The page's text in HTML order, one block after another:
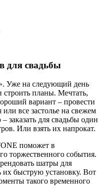
для свадьбы
Уже на следующий день
строить планы. Мечтать,
вариант – провести
или все застолье на свежем
заказать для свадьбы один
Или взять их напрокат.
поможет в
торжественного события.
шатры для
их быструю установку. Вот
такого временного